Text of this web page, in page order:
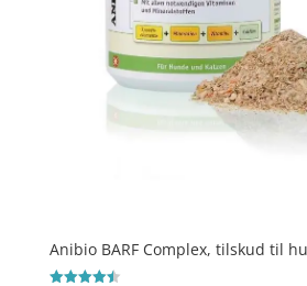
Anibio BARF Complex, tilskud til